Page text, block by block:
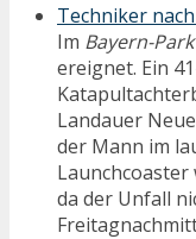
Techniker
Im Bayern-Park
ereignet. Ein
Landauer
der Mann im
da der Unfall